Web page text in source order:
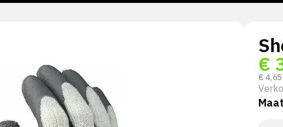
€
€ 4,65
Maat